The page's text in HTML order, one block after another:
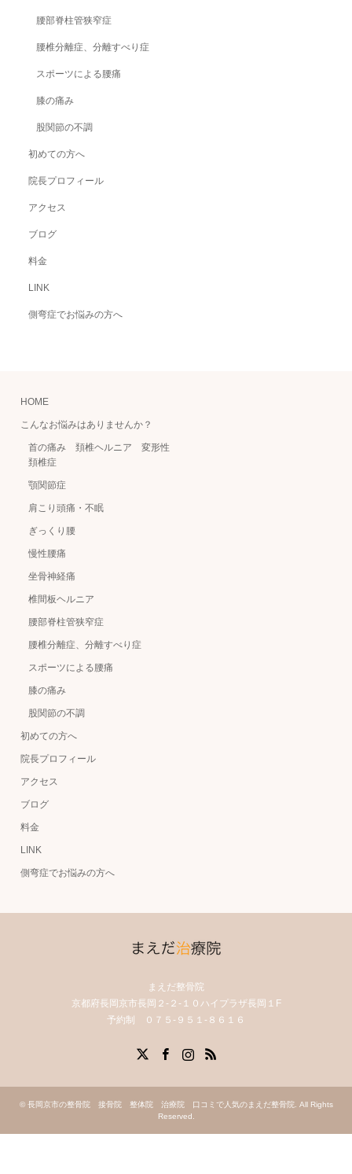
腰部脊柱管狭窄症
腰椎分離症、分離すべり症
スポーツによる腰痛
膝の痛み
股関節の不調
初めての方へ
院長プロフィール
アクセス
ブログ
料金
LINK
側弯症でお悩みの方へ
HOME
こんなお悩みはありませんか？
首の痛み 頚椎ヘルニア 変形性
頚椎症
顎関節症
肩こり頭痛・不眠
ぎっくり腰
慢性腰痛
坐骨神経痛
椎間板ヘルニア
腰部脊柱管狭窄症
腰椎分離症、分離すべり症
スポーツによる腰痛
膝の痛み
股関節の不調
初めての方へ
院長プロフィール
アクセス
ブログ
料金
LINK
側弯症でお悩みの方へ
まえだ整骨院
京都府長岡京市長岡２-２-１０ハイプラザ長岡１F
予約制 ０７５-９５１-８６１６
RSS
© 長岡京市の整骨院 接骨院 整体院 治療院 口コミで人気のまえだ整骨院. All Rights
Reserved.